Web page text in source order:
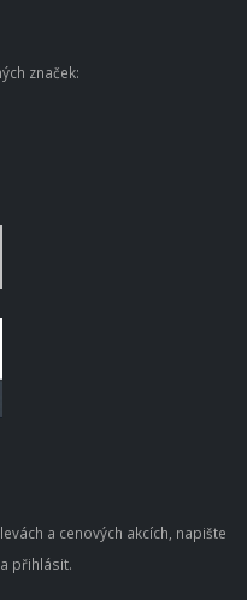
značek:
a cenových akcích, napište
přihlásit.